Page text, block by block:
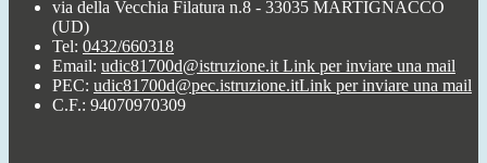
via della Vecchia Filatura n.8 - 33035 MARTIGNACCO
(UD)
Tel: 0432/660318
Email: udic81700d@istruzione.it Link per inviare una mail
PEC: udic81700d@pec.istruzione.itLink per inviare una mail
C.F.: 94070970309